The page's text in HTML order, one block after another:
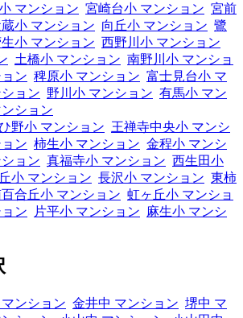
マンション 宮崎台小 マンション 宮前
小 マンション 向丘小 マンション 鷺
小 マンション 西野川小 マンション
土橋小 マンション 南野川小 マンショ
ン 稗原小 マンション 富士見台小 マ
ョン 野川小 マンション 有馬小 マン
ション
野小 マンション 王禅寺中央小 マンシ
ン 柿生小 マンション 金程小 マンシ
ョン 真福寺小 マンション 西生田小
小 マンション 長沢小 マンション 東柿
合丘小 マンション 虹ヶ丘小 マンショ
ン 片平小 マンション 麻生小 マンシ
ンション 金井中 マンション 堺中 マ